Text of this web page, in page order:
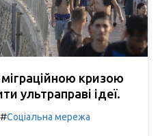
кризою
ультраправі ідеї.
#Соціальна мережа